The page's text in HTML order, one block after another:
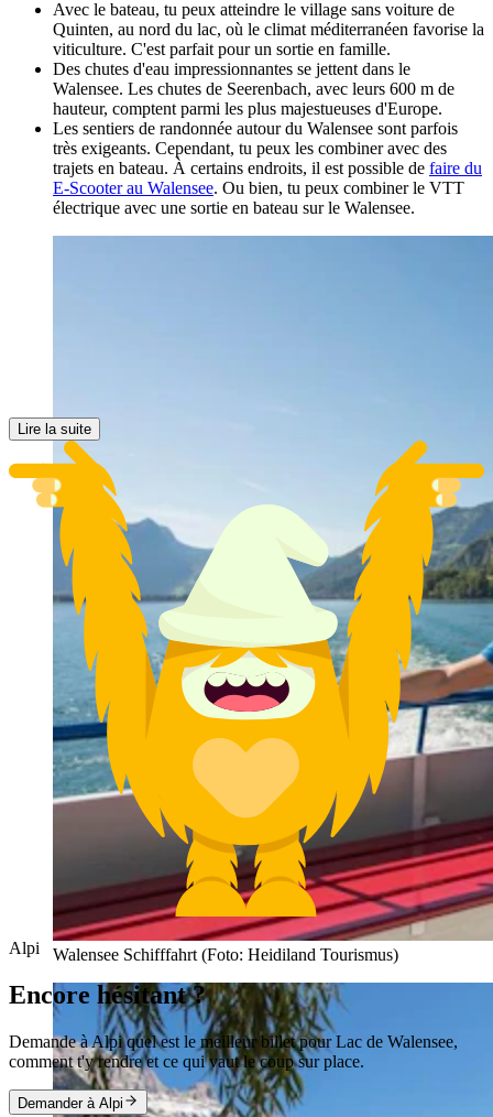
Avec le bateau, tu peux atteindre le village sans voiture de
Quinten, au nord du lac, où le climat méditerranéen favorise la
viticulture. C'est parfait pour un sortie en famille.
Des chutes d'eau impressionnantes se jettent dans le
Walensee. Les chutes de Seerenbach, avec leurs 600 m de
hauteur, comptent parmi les plus majestueuses d'Europe.
Les sentiers de randonnée autour du Walensee sont parfois
très exigeants. Cependant, tu peux les combiner avec des
trajets en bateau. À certains endroits, il est possible de faire du
E-Scooter au Walensee. Ou bien, tu peux combiner le VTT
électrique avec une sortie en bateau sur le Walensee.
Walensee Schifffahrt (Foto: Heidiland Tourismus)
Lire la suite
Alpi
Encore hésitant ?
Demande à Alpi quel est le meilleur billet pour Lac de Walensee,
comment t'y rendre et ce qui vaut le coup sur place.
Demander à Alpi